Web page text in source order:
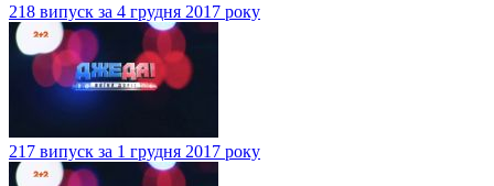
218 випуск за 4 грудня 2017 року
217 випуск за 1 грудня 2017 року